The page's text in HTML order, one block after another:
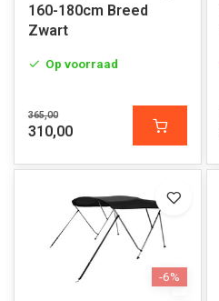
160-180cm Breed
Zwart
Op voorraad
365,00
310,00
-6%